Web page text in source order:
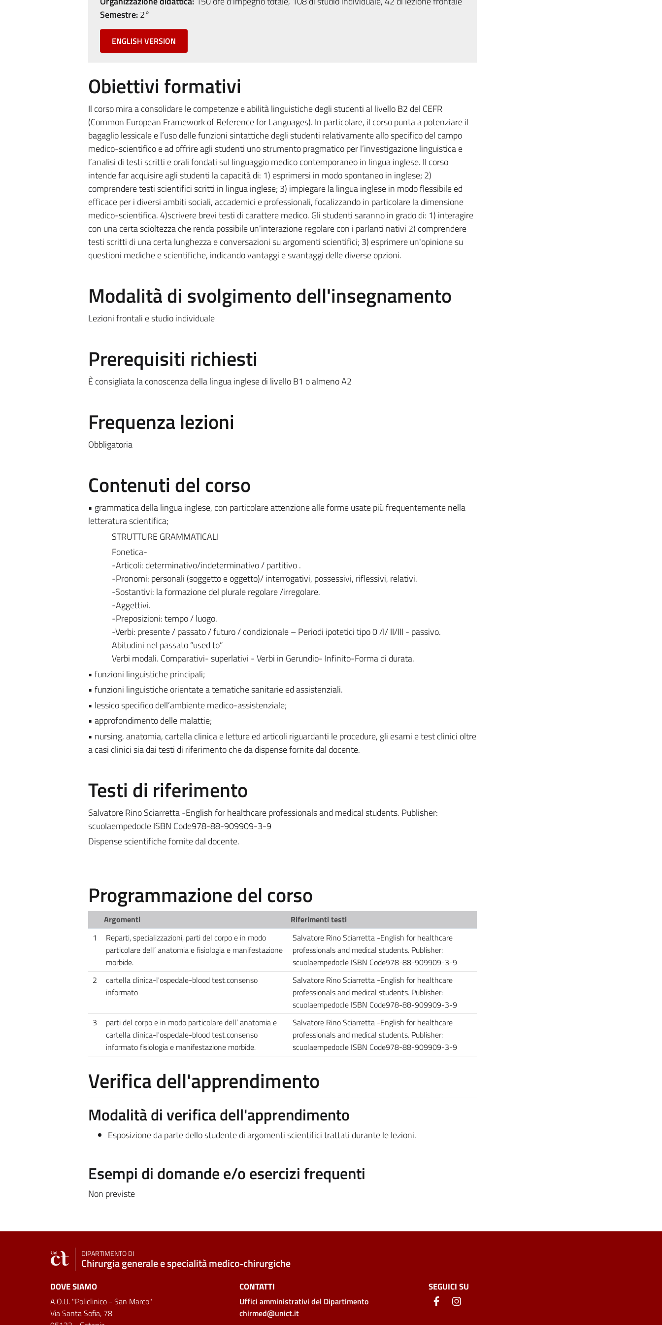
Semestre:2°
ENGLISH VERSION
Obiettivi formativi
Il corso mira a consolidare le competenze e abilità linguistiche degli studenti al livello B2 del CEFR
(Common European Framework of Reference for Languages). In particolare, il corso punta a potenziare il
bagaglio lessicale e l’uso delle funzioni sintattiche degli studenti relativamente allo specifico del campo
medico-scientifico e ad offrire agli studenti uno strumento pragmatico per l’investigazione linguistica e
l’analisi di testi scritti e orali fondati sul linguaggio medico contemporaneo in lingua inglese. Il corso
intende far acquisire agli studenti la capacità di: 1) esprimersi in modo spontaneo in inglese; 2)
comprendere testi scientifici scritti in lingua inglese; 3) impiegare la lingua inglese in modo flessibile ed
efficace per i diversi ambiti sociali, accademici e professionali, focalizzando in particolare la dimensione
medico-scientifica. 4)scrivere brevi testi di carattere medico. Gli studenti saranno in grado di: 1) interagire
con una certa scioltezza che renda possibile un'interazione regolare con i parlanti nativi 2) comprendere
testi scritti di una certa lunghezza e conversazioni su argomenti scientifici; 3) esprimere un'opinione su
questioni mediche e scientifiche, indicando vantaggi e svantaggi delle diverse opzioni.
Modalità di svolgimento dell'insegnamento
Lezioni frontali e studio individuale
Prerequisiti richiesti
È consigliata la conoscenza della lingua inglese di livello B1 o almeno A2
Frequenza lezioni
Obbligatoria
Contenuti del corso
• grammatica della lingua inglese, con particolare attenzione alle forme usate più frequentemente nella
letteratura scientifica;
STRUTTURE GRAMMATICALI
Fonetica-
-Articoli: determinativo/indeterminativo / partitivo .
-Pronomi: personali (soggetto e oggetto)/ interrogativi, possessivi, riflessivi, relativi.
-Sostantivi: la formazione del plurale regolare /irregolare.
-Aggettivi.
-Preposizioni: tempo / luogo.
-Verbi: presente / passato / futuro / condizionale – Periodi ipotetici tipo 0 /I/ II/III - passivo.
Abitudini nel passato “used to”
Verbi modali. Comparativi- superlativi - Verbi in Gerundio- Infinito-Forma di durata.
• funzioni linguistiche principali;
• funzioni linguistiche orientate a tematiche sanitarie ed assistenziali.
• lessico specifico dell’ambiente medico-assistenziale;
• approfondimento delle malattie;
• nursing, anatomia, cartella clinica e letture ed articoli riguardanti le procedure, gli esami e test clinici oltre
a casi clinici sia dai testi di riferimento che da dispense fornite dal docente.
Testi di riferimento
Salvatore Rino Sciarretta -English for healthcare professionals and medical students. Publisher:
scuolaempedocle ISBN Code978-88-909909-3-9
Dispense scientifiche fornite dal docente.
Programmazione del corso
Argomenti
Riferimenti testi
1
Reparti, specializzazioni, parti del corpo e in modo
particolare dell’ anatomia e fisiologia e manifestazione
morbide.
Salvatore Rino Sciarretta -English for healthcare
professionals and medical students. Publisher:
scuolaempedocle ISBN Code978-88-909909-3-9
2
cartella clinica-l'ospedale-blood test.consenso
informato
Salvatore Rino Sciarretta -English for healthcare
professionals and medical students. Publisher:
scuolaempedocle ISBN Code978-88-909909-3-9
3
parti del corpo e in modo particolare dell’ anatomia e
cartella clinica-l'ospedale-blood test.consenso
informato fisiologia e manifestazione morbide.
Salvatore Rino Sciarretta -English for healthcare
professionals and medical students. Publisher:
scuolaempedocle ISBN Code978-88-909909-3-9
Verifica dell'apprendimento
Modalità di verifica dell'apprendimento
Esposizione da parte dello studente di argomenti scientifici trattati durante le lezioni.
Esempi di domande e/o esercizi frequenti
Non previste
DIPARTIMENTO DI
Chirurgia generale e specialità medico‑chirurgiche
DOVE SIAMO
A.O.U. "Policlinico - San Marco"
Via Santa Sofia, 78
CONTATTI
Uffici amministrativi del Dipartimento
chirmed@unict.it
SEGUICI SU